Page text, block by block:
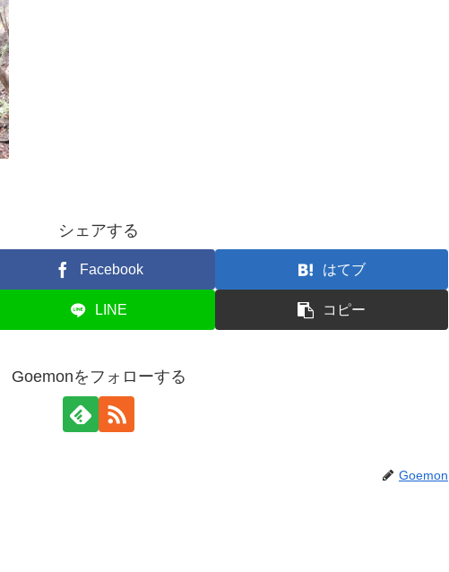
シェアする
Facebook はてブ
LINE コピー
Goemonをフォローする
Goemon